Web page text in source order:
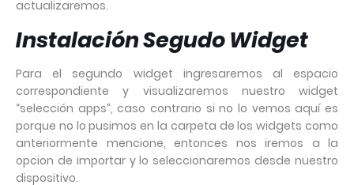
actualizaremos.
Instalación Segudo Widget
Para el segundo widget ingresaremos al espacio
correspondiente y visualizaremos nuestro widget
“selección apps”, caso contrario si no lo vemos aquí es
porque no lo pusimos en la carpeta de los widgets como
anteriormente mencione, entonces nos iremos a la
opcion de importar y lo seleccionaremos desde nuestro
dispositivo.